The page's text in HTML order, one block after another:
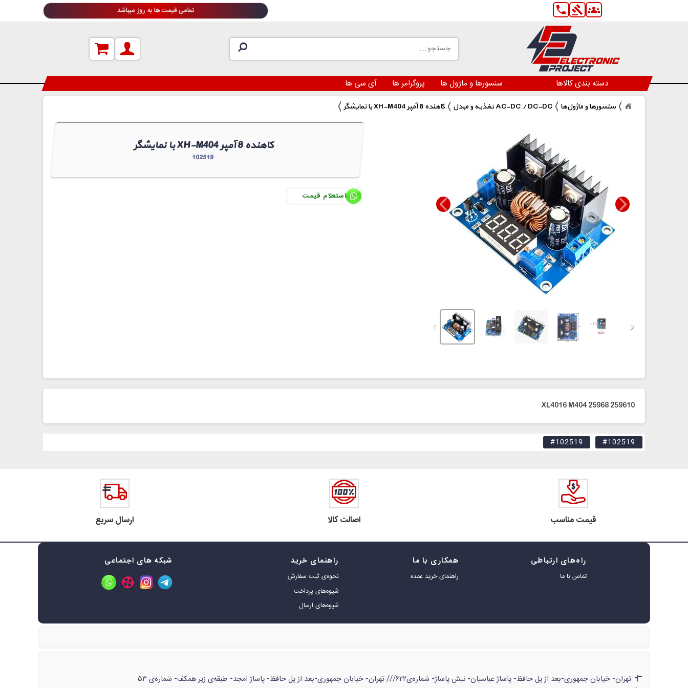
phone gavel groups
تمامی قیمت ها به روز میباشد
دسته بندی کالاها سنسورها و ماژول ها پروگرامر ها آی سی ها
سنسورها و ماژول‌ها تغذیه و مبدل AC-DC / DC-DC با نمایشگر XH-M404 کاهنده 8 آمپر
با نمایشگر XH-M404 کاهنده 8 آمپر
102519
استعلام قیمت
259610 25968 XL4016 M404
#102519
#102519
قیمت مناسب اصالت کالا ارسال سریع
راه‌های ارتباطی
تماس با ما
همکاری با ما
راهنمای خرید عمده
راهنمای خرید
نحوه‌ی ثبت سفارش
شیوه‌های پرداخت
شیوه‌های ارسال
شبکه های اجتماعی
تهران- خیابان جمهوری-بعد از پل حافظ- پاساژ عباسیان- نبش پاساژ- شماره‌ی۶۲۲/// تهران- خیابان جمهوری-بعد از پل حافظ- پاساژ امجد- طبقه‌ی زیر همکف- شماره‌ی ۵۳